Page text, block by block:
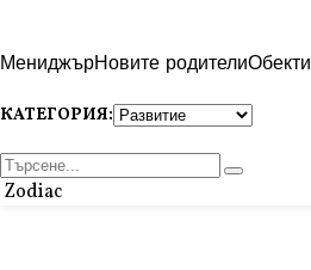
МениджърНовите родителиОбекти
КАТЕГОРИЯ:
Zodiac